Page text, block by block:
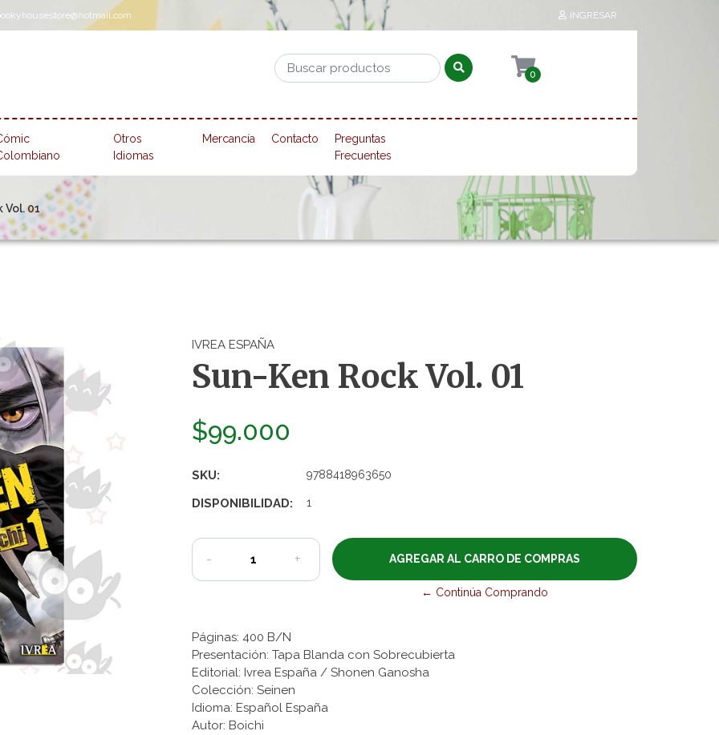
INGRESAR
0
Otros
Idiomas
Mercancía Contacto
Preguntas
Frecuentes
Vol. 01
IVREA ESPAÑA
Sun-Ken Rock Vol. 01
$99.000
SKU: 9788418963650
DISPONIBILIDAD: 1
- +
← Continúa Comprando
Páginas: 400 B/N
Presentación: Tapa Blanda con Sobrecubierta
Editorial: Ivrea España / Shonen Ganosha
Colección: Seinen
Idioma: Español España
Autor: Boichi